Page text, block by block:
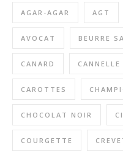
AGAR-AGAR AGT
AVOCAT BEURRE
CANARD CANNELLE
CAROTTES
CHOCOLAT NOIR
COURGETTE